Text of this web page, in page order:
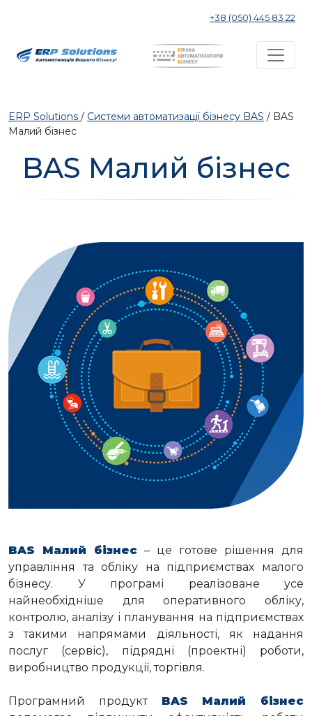
+38 (050) 445 83 22
ERP Solutions / Системи автоматизації бізнесу BAS / BAS
Малий бізнес
BAS Малий бізнес
BAS Малий бізнес – це готове рішення для
управління та обліку на підприємствах малого
бізнесу. У програмі реалізоване усе
найнеобхідніше для оперативного обліку,
контролю, аналізу і планування на підприємствах
з такими напрямами діяльності, як надання
послуг (сервіс), підрядні (проектні) роботи,
виробництво продукції, торгівля.
Програмний продукт BAS Малий бізнес